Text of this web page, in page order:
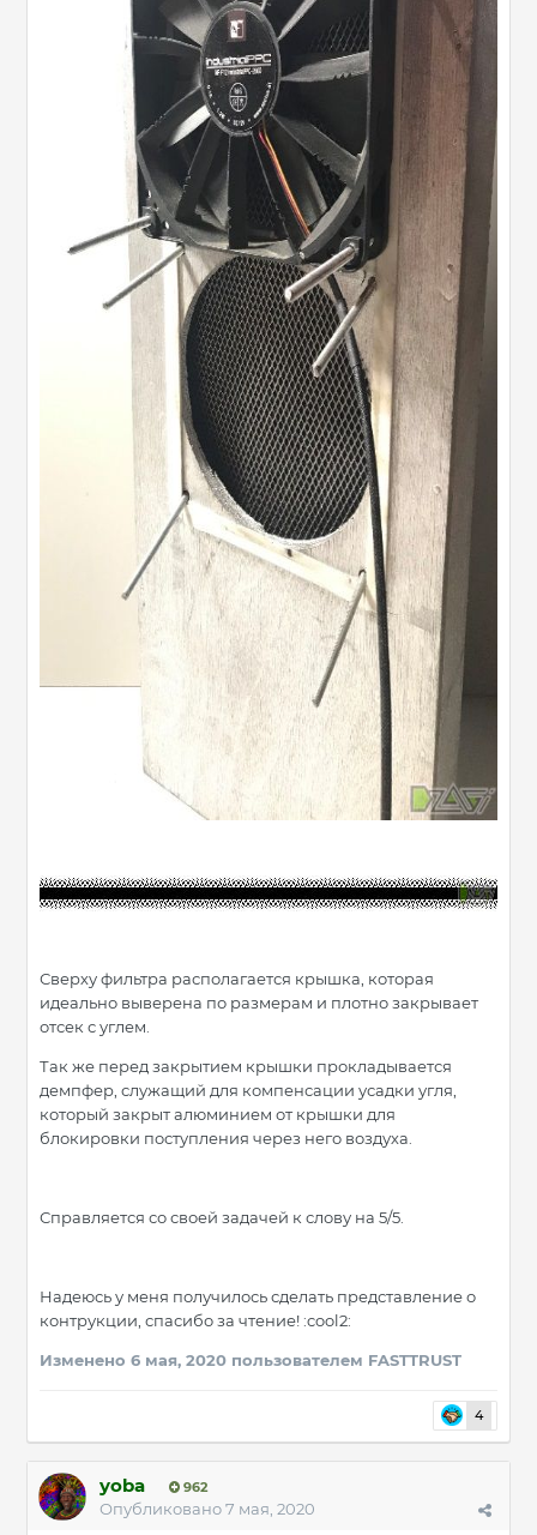
Сверху фильтра располагается крышка, которая
идеально выверена по размерам и плотно закрывает
отсек с углем.
Так же перед закрытием крышки прокладывается
демпфер, служащий для компенсации усадки угля,
который закрыт алюминием от крышки для
блокировки поступления через него воздуха.
Справляется со своей задачей к слову на 5/5.
Надеюсь у меня получилось сделать представление о
контрукции, спасибо за чтение! :cool2:
Изменено 6 мая, 2020 пользователем FASTTRUST
4
yoba 962
Опубликовано7 мая, 2020